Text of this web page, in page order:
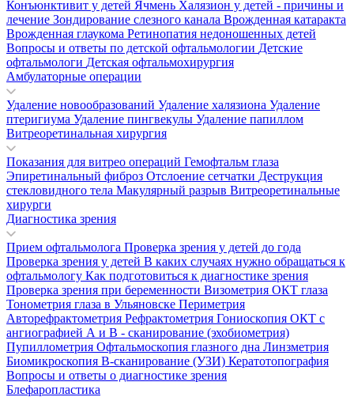
Конъюнктивит у детей Ячмень Халязион у детей - причины и
лечение Зондирование слезного канала Врожденная катаракта
Врожденная глаукома Ретинопатия недоношенных детей
Вопросы и ответы по детской офтальмологии Детские
офтальмологи Детская офтальмохирургия
Амбулаторные операции
Удаление новообразований Удаление халязиона Удаление
птеригиума Удаление пингвекулы Удаление папиллом
Витреоретинальная хирургия
Показания для витрео операций Гемофтальм глаза
Эпиретинальный фиброз Отслоение сетчатки Деструкция
стекловидного тела Макулярный разрыв Витреоретинальные
хирурги
Диагностика зрения
Прием офтальмолога Проверка зрения у детей до года
Проверка зрения у детей В каких случаях нужно обращаться к
офтальмологу Как подготовиться к диагностике зрения
Проверка зрения при беременности Визометрия ОКТ глаза
Тонометрия глаза в Ульяновске Периметрия
Авторефрактометрия Рефрактометрия Гониоскопия ОКТ с
ангиографией А и В - сканирование (эхобиометрия)
Пупиллометрия Офтальмоскопия глазного дна Линзметрия
Биомикроскопия В-сканирование (УЗИ) Кератотопография
Вопросы и ответы о диагностике зрения
Блефаропластика